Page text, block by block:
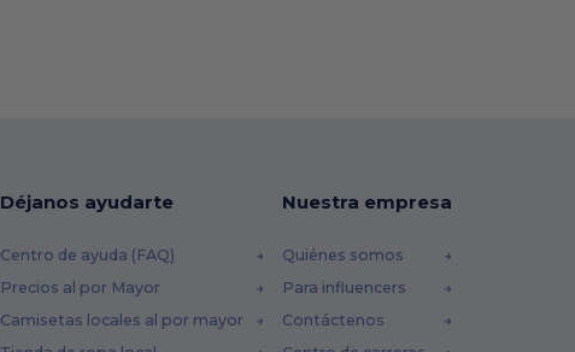
Déjanos ayudarte
Centro de ayuda (FAQ)
Precios al por Mayor
Camisetas locales al por mayor
Nuestra empresa
Quiénes somos
Para influencers
Contáctenos